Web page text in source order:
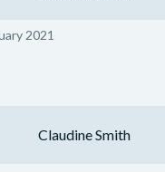
2021
Claudine Smith